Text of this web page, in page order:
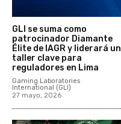
GLI se suma como
patrocinador Diamante
Élite de IAGR y liderará un
taller clave para
reguladores en Lima
Gaming Laboratories
International (GLI)
27 mayo, 2026